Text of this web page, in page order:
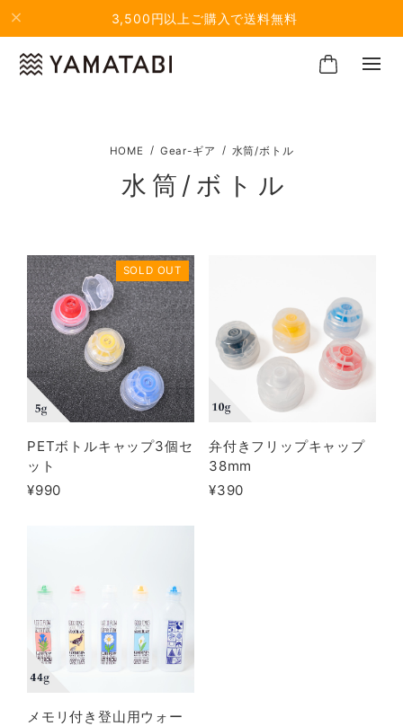
3,500円以上ご購入で送料無料
Gear-ギア 水筒/ボトル
水筒/ボトル
SOLD OUT
PETボトルキャップ3個セ
ット
¥990
弁付きフリップキャップ
38mm
¥390
メモリ付き登山用ウォー